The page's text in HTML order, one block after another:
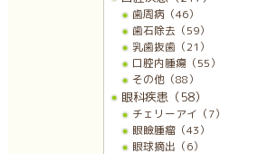
歯周病（46）
歯石除去（59）
乳歯抜歯（21）
口腔内腫瘍（55）
その他（88）
眼科疾患（58）
チェリーアイ（7）
眼瞼腫瘤（43）
眼球摘出（6）